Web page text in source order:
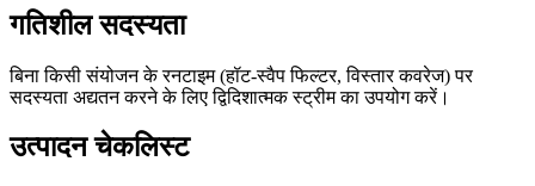
गतिशील सदस्यता
बिना किसी संयोजन के रनटाइम (हॉट-स्वैप फिल्टर, विस्तार कवरेज) पर
सदस्यता अद्यतन करने के लिए द्विदिशात्मक स्ट्रीम का उपयोग करें।
उत्पादन चेकलिस्ट